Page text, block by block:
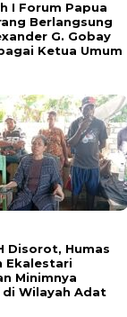
I Forum Papua
Berlangsung
G. Gobay
Ketua Umum
Disorot, Humas
Ekalestari
Minimnya
Wilayah Adat